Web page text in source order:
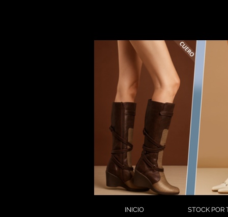
INICIO STOCK POR